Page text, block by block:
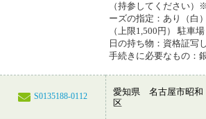
（持参してください
ーズの指定：あり（白
（上限1,500円） 駐車
日の持ち物：資格証写
手続きに必要なもの：
S0135188-0112
愛知県 名古屋市昭和
区